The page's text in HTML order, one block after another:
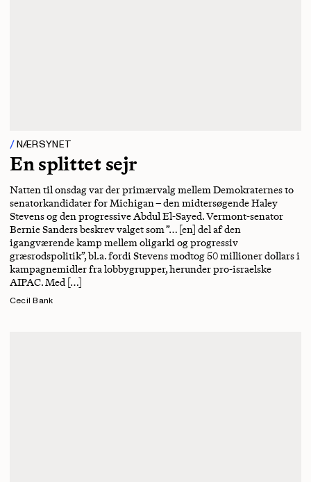
NÆRSYNET
En splittet sejr
Natten til onsdag var der primærvalg mellem Demokraternes to
senatorkandidater for Michigan – den midtersøgende Haley
Stevens og den progressive Abdul El-Sayed. Vermont-senator
Bernie Sanders beskrev valget som ”… [en] del af den
igangværende kamp mellem oligarki og progressiv
græsrodspolitik”, bl.a. fordi Stevens modtog 50 millioner dollars i
kampagnemidler fra lobbygrupper, herunder pro-israelske
AIPAC. Med […]
Cecil Bank